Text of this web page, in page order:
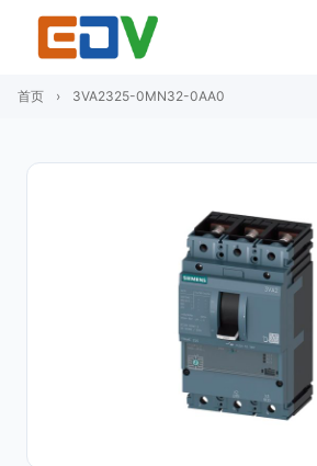
首页 › 3VA2325-0MN32-0AA0